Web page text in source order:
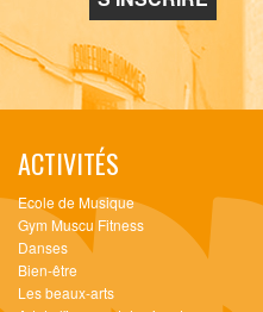
ACTIVITÉS
Ecole de Musique
Gym Muscu Fitness
Danses
Bien-être
Les beaux-arts